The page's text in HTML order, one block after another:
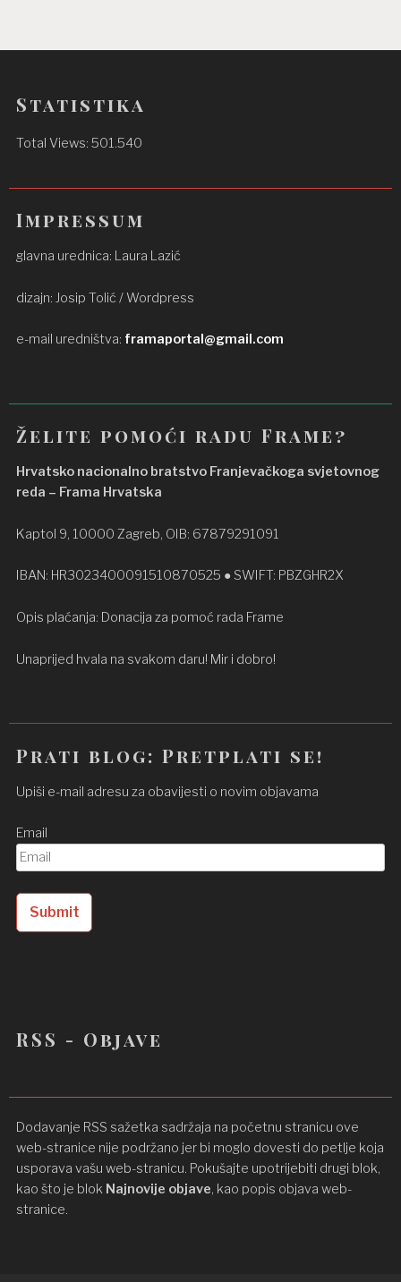
Statistika
Total Views:501.540
Impressum
glavna urednica: Laura Lazić
dizajn: Josip Tolić / Wordpress
e-mail uredništva: framaportal@gmail.com
Želite pomoći radu Frame?
Hrvatsko nacionalno bratstvo Franjevačkoga svjetovnog
reda – Frama Hrvatska
Kaptol 9, 10000 Zagreb, OIB: 67879291091
IBAN: HR3023400091510870525 ● SWIFT: PBZGHR2X
Opis plaćanja: Donacija za pomoć rada Frame
Unaprijed hvala na svakom daru! Mir i dobro!
Prati blog: Pretplati se!
Upiši e-mail adresu za obavijesti o novim objavama
Email
RSS - Objave
Dodavanje RSS sažetka sadržaja na početnu stranicu ove
web-stranice nije podržano jer bi moglo dovesti do petlje koja
usporava vašu web-stranicu. Pokušajte upotrijebiti drugi blok,
kao što je blok Najnovije objave, kao popis objava ​​web-
stranice.